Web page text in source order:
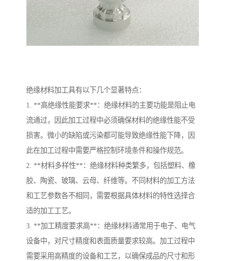
绝缘材料加工具有以下几个显著特点：
1. **高绝缘性能要求**：绝缘材料的主要功能是阻止电
流通过，因此加工过程中必须确保材料的绝缘性能不受
损害。微小的缺陷或污染都可能导致绝缘性能下降，因
此在加工过程中需要严格控制环境条件和操作规范。
2. **材料多样性**：绝缘材料种类繁多，包括塑料、橡
胶、陶瓷、玻璃、云母、纤维等。不同材料的加工方法
和工艺参数各不相同，需要根据具体材料的特性选择合
适的加工工艺。
3. **加工精度要求高**：绝缘材料通常用于电子、电气
设备中，对尺寸精度和表面质量要求较高。加工过程中
需要采用高精度的设备和工艺，以确保成品的尺寸和形